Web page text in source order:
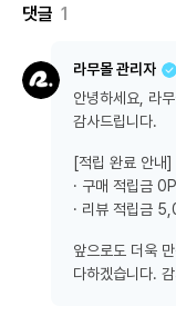
댓글 1
라무몰 관리자
안녕하세요, 라
감사드립니다.
[적립 완료 안내]
· 구매 적립금 0P
· 리뷰 적립금
앞으로도 더욱
다하겠습니다.